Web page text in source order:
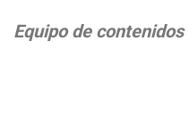
Equipo de contenidos